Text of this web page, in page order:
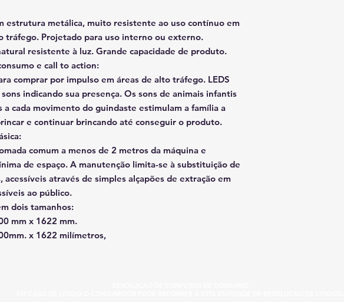
estrutura metálica, muito resistente ao uso contínuo em
tráfego. Projetado para uso interno ou externo.
resistente à luz. Grande capacidade de produto.
e call to action:
comprar por impulso em áreas de alto tráfego. LEDS
indicando sua presença. Os sons de animais infantis
a cada movimento do guindaste estimulam a família a
e continuar brincando até conseguir o produto.
comum a menos de 2 metros da máquina e
de espaço. A manutenção limita-se à substituição de
acessíveis através de simples alçapões de extração em
ao público.
dois tamanhos:
mm x 1622 mm.
x 1622 milímetros,